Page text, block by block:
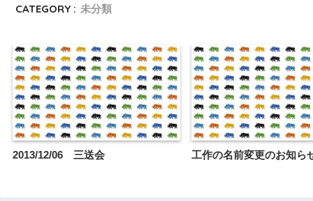
CATEGORY : 未分類
2013/12/06 三送会 工作の名前変更のお知ら